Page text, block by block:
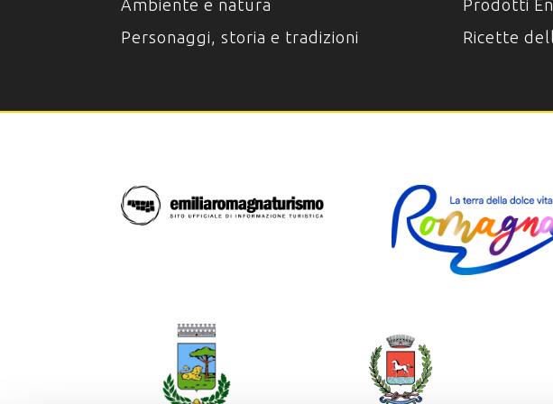
Ambiente e natura
Personaggi, storia e tradizioni
Prodotti
Ricette